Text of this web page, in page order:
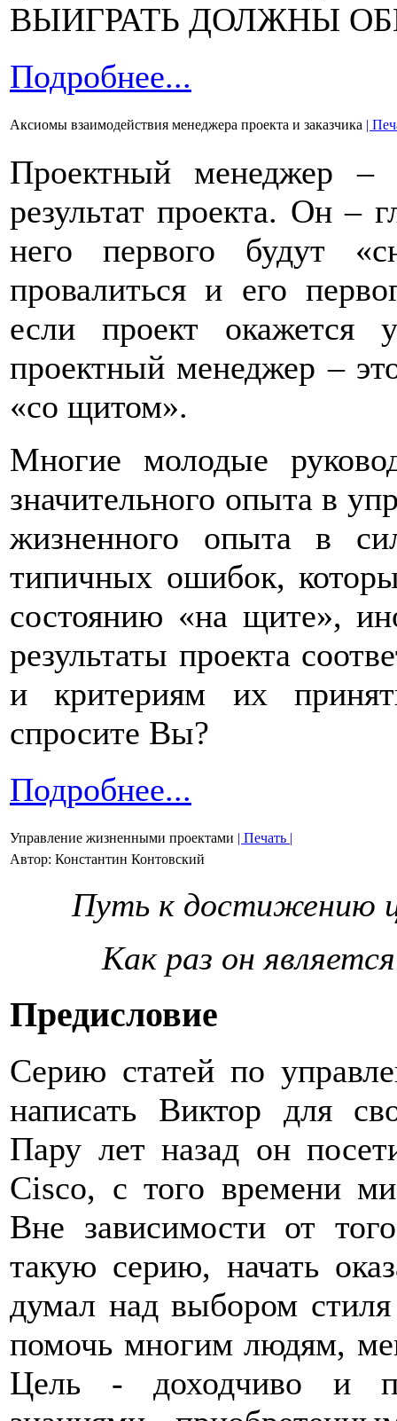
ВЫИГРАТЬ ДОЛЖНЫ ОБЕ
Подробнее...
Аксиомы взаимодействия менеджера проекта и заказчика |
Проектный менеджер –
результат проекта. Он –
него первого будут
провалиться и его
если проект окажется
проектный менеджер –
«со щитом».
Многие молодые
значительного опыта в
жизненного опыта в
типичных ошибок,
состоянию «на щите»,
результаты проекта
и критериям их
спросите Вы?
Подробнее...
Управление жизненными проектами | Печать |
Автор: Константин Контовский
Путь к достижению
Как раз он
Предисловие
Серию статей по
написать Виктор для
Пару лет назад он
Cisco, с того времени
Вне зависимости от
такую серию, начать
думал над выбором
помочь многим людям,
Цель - доходчиво и